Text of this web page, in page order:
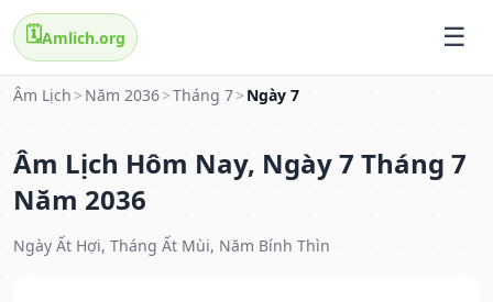
🗓️Amlich.org
Âm Lịch > Năm 2036>Tháng 7> Ngày 7
Âm Lịch Hôm Nay, Ngày 7 Tháng 7
Năm 2036
Ngày Ất Hợi, Tháng Ất Mùi, Năm Bính Thìn